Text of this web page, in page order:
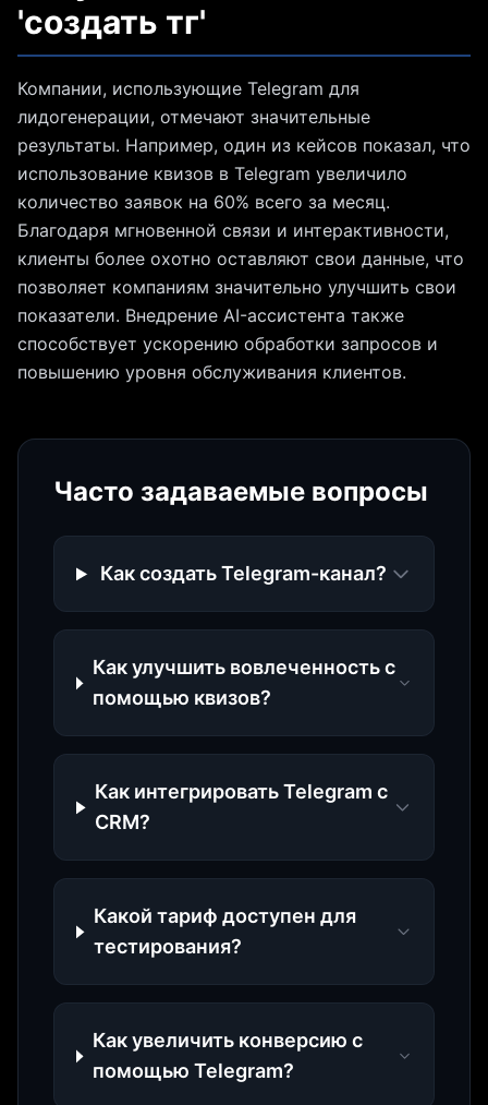
'создать тг'
Компании, использующие Telegram для
лидогенерации, отмечают значительные
результаты. Например, один из кейсов показал, что
использование квизов в Telegram увеличило
количество заявок на 60% всего за месяц.
Благодаря мгновенной связи и интерактивности,
клиенты более охотно оставляют свои данные, что
позволяет компаниям значительно улучшить свои
показатели. Внедрение AI-ассистента также
способствует ускорению обработки запросов и
повышению уровня обслуживания клиентов.
Часто задаваемые вопросы
Как создать Telegram-канал?
Как улучшить вовлеченность с
помощью квизов?
Как интегрировать Telegram с
CRM?
Какой тариф доступен для
тестирования?
Как увеличить конверсию с
помощью Telegram?